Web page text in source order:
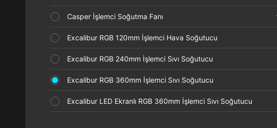
Casper İşlemci Soğutma Fanı
Excalibur RGB 120mm İşlemci Hava Soğutucu
Excalibur RGB 240mm İşlemci Sıvı Soğutucu
Excalibur RGB 360mm İşlemci Sıvı Soğutucu
Excalibur LED Ekranlı RGB 360mm İşlemci Sıvı Soğutucu